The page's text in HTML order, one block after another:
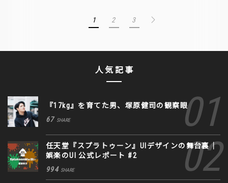
1 2 3
人気記事
『17kg』を育てた男、塚原健司の観察眼
67 SHARE
任天堂『スプラトゥーン』UIデザインの舞台裏｜
娯楽のUI 公式レポート #2
994 SHARE